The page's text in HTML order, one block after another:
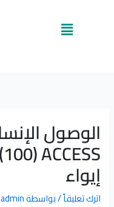
القائمة
إيواء
اترك تعليقاً/ بواسطةadmin